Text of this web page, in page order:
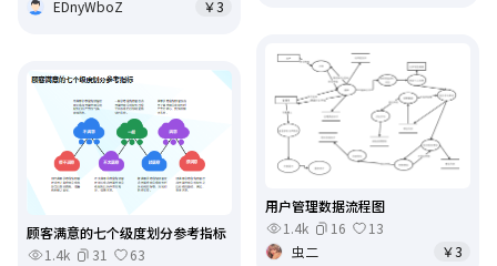
EDnyWboZ
￥3
用户管理数据流程图
1.4k
16
13
虫二
￥3
顾客满意的七个级度划分参考指标
1.4k
31
63